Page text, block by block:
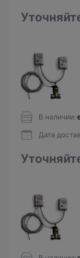
В наличии:
Дата